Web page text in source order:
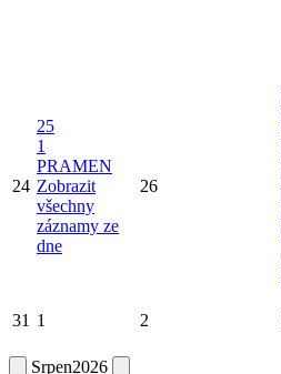
24
25
1
PRAMEN
Zobrazit
všechny
záznamy ze
dne
26
31 1 2
Srpen2026